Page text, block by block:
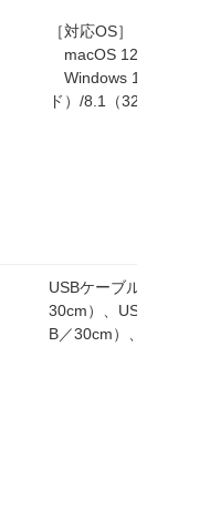
［対応OS］
macOS 12/11/
Windows 11/10/10
ド）/8.1（32・64bit
USBケーブル（
30cm）、USBケー
B／30cm）、取扱説